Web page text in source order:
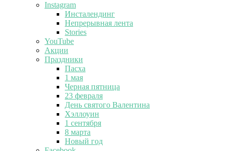
Instagram
Инсталендинг
Непрерывная лента
Stories
YouTube
Акции
Праздники
Пасха
1 мая
Черная пятница
23 февраля
День святого Валентина
Хэллоуин
1 сентября
8 марта
Новый год